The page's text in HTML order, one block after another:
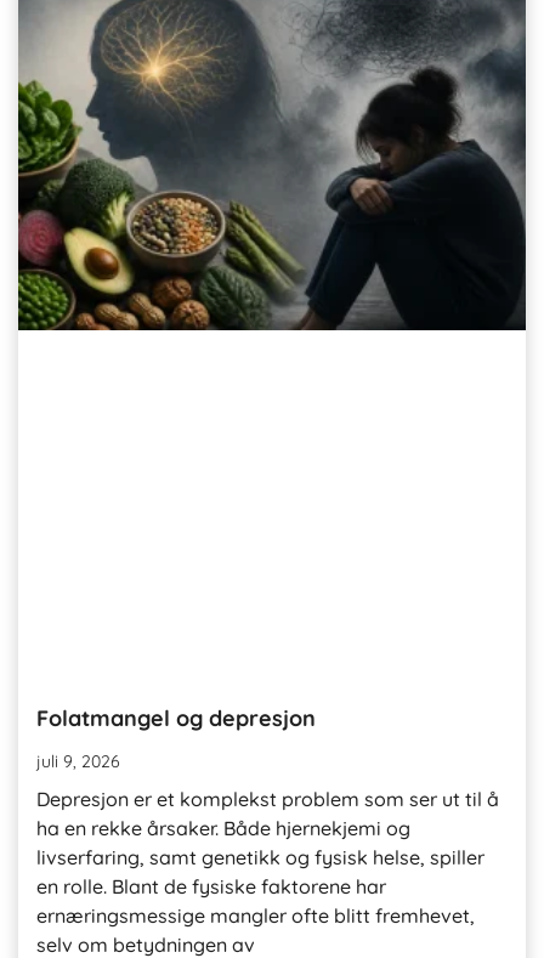
Folatmangel og depresjon
juli 9, 2026
Depresjon er et komplekst problem som ser ut til å
ha en rekke årsaker. Både hjernekjemi og
livserfaring, samt genetikk og fysisk helse, spiller
en rolle. Blant de fysiske faktorene har
ernæringsmessige mangler ofte blitt fremhevet,
selv om betydningen av